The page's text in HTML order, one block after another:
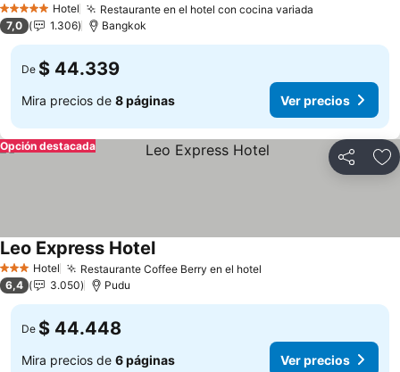
5 Estrellas Hotel Restaurante en el hotel con cocina variada
7,0 1.306 Bangkok
De $ 44.339
Mira precios de 8 páginas Ver precios
Compartir
Opción destacada
3 Estrellas
Hotel Restaurante Coffee Berry en el hotel
Leo Express Hotel
6,4 3.050 Pudu
De $ 44.448
Mira precios de 6 páginas Ver precios